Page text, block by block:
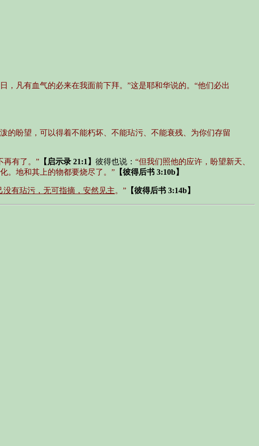
凡有血气的必来在我面前下拜。”这是耶和华说的。“他们必出
的盼望，可以得着不能朽坏、不能玷污、不能衰残、为你们存留
再有了。” 【启示录 21:1】 彼得也说： “但我们照他的应许，盼望新天、
。地和其上的物都要烧尽了。” 【彼得后书 3:10b】
没有玷污，无可指摘，安然见主。” 【彼得后书 3:14b】